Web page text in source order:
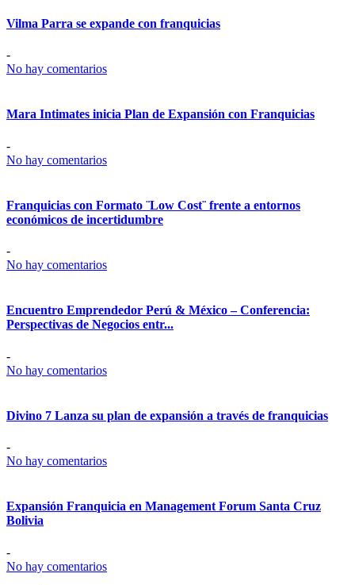
Vilma Parra se expande con franquicias
-
No hay comentarios
Mara Intimates inicia Plan de Expansión con Franquicias
-
No hay comentarios
Franquicias con Formato ¨Low Cost¨ frente a entornos
económicos de incertidumbre
-
No hay comentarios
Encuentro Emprendedor Perú & México – Conferencia:
Perspectivas de Negocios entr...
-
No hay comentarios
Divino 7 Lanza su plan de expansión a través de franquicias
-
No hay comentarios
Expansión Franquicia en Management Forum Santa Cruz
Bolivia
-
No hay comentarios